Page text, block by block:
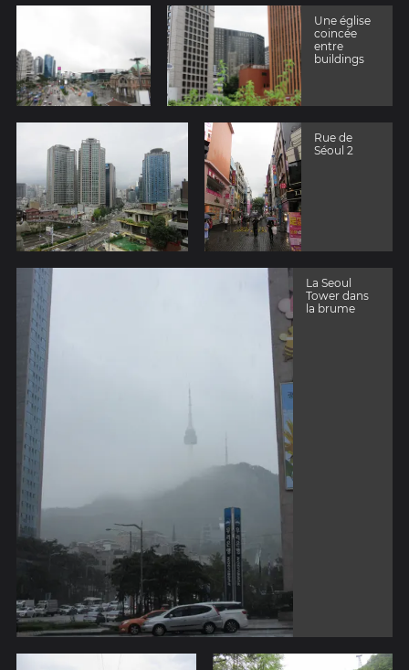
Une église
coincée
entre
buildings
Rue de
Séoul 2
La Seoul
Tower dans
la brume